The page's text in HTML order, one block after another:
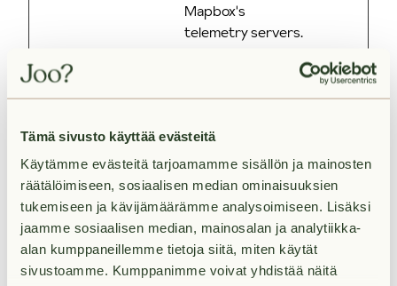
Tämä sivusto käyttää evästeitä
Käytämme evästeitä tarjoamamme sisällön ja mainosten
räätälöimiseen, sosiaalisen median ominaisuuksien
tukemiseen ja kävijämäärämme analysoimiseen. Lisäksi
jaamme sosiaalisen median, mainosalan ja analytiikka-
alan kumppaneillemme tietoja siitä, miten käytät
sivustoamme. Kumppanimme voivat yhdistää näitä
Mapbox's
telemetry servers.
the Mapbox UUID
performance
analytics.
u_scsid
sc-
static.net
Registers data on
visitors' website-
behaviour. This is
used for internal
analysis and
Istunto